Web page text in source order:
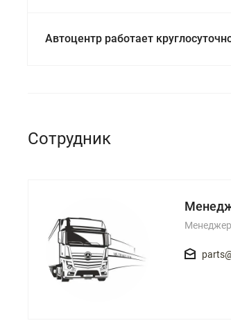
Автоцентр работает
Сотрудник
Менеджер